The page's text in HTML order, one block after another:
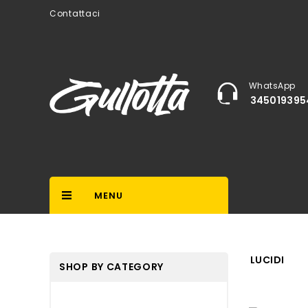
Contattaci
WhatsApp
MENU
SHOP BY CATEGORY LUCIDI